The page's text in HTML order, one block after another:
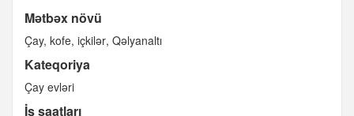
Mətbəx növü
Çay, kofe, içkilər Qəlyanaltı
Kateqoriya
Çay evləri
İş saatları